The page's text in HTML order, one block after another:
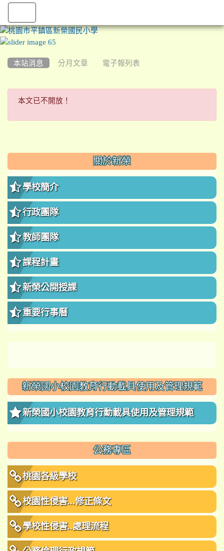
本站消息 分月文章 電子報列表
本文已不開放！
本文已不開放！
::: 關於新榮
學校簡介
行政團隊
教師團隊
課程計畫
新榮公開授課
重要行事曆
新榮國小校園教育行動載具使用及管理規範
新榮國小校園教育行動載具使用及管理規範
公務專區
桃園各級學校
校園性侵害...修正條文
學校性侵害..處理流程